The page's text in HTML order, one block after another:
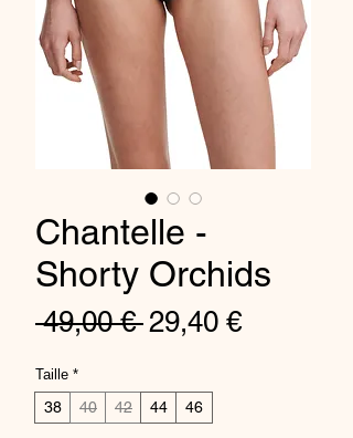
Chantelle -
Shorty Orchids
49,00 € Regular
29,40 €Sale
Taille *
38 40 42 44 46